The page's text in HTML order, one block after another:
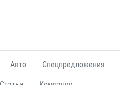
Авто Спецпредложения